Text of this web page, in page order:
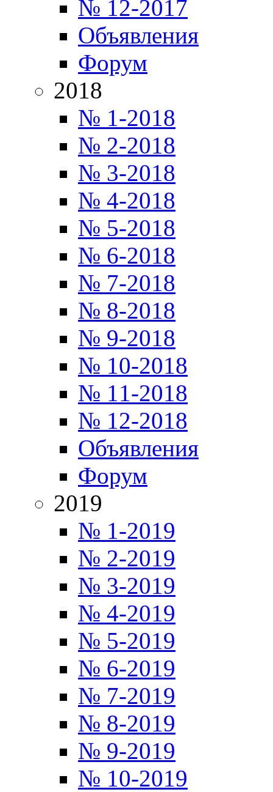
№ 12-2017
Объявления
Форум
2018
№ 1-2018
№ 2-2018
№ 3-2018
№ 4-2018
№ 5-2018
№ 6-2018
№ 7-2018
№ 8-2018
№ 9-2018
№ 10-2018
№ 11-2018
№ 12-2018
Объявления
Форум
2019
№ 1-2019
№ 2-2019
№ 3-2019
№ 4-2019
№ 5-2019
№ 6-2019
№ 7-2019
№ 8-2019
№ 9-2019
№ 10-2019